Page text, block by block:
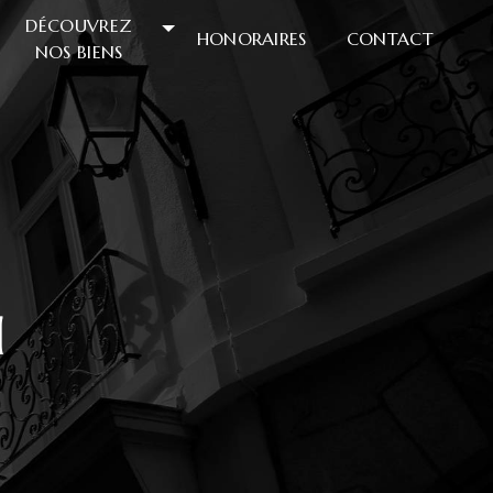
DÉCOUVREZ
NOS BIENS
HONORAIRES CONTACT